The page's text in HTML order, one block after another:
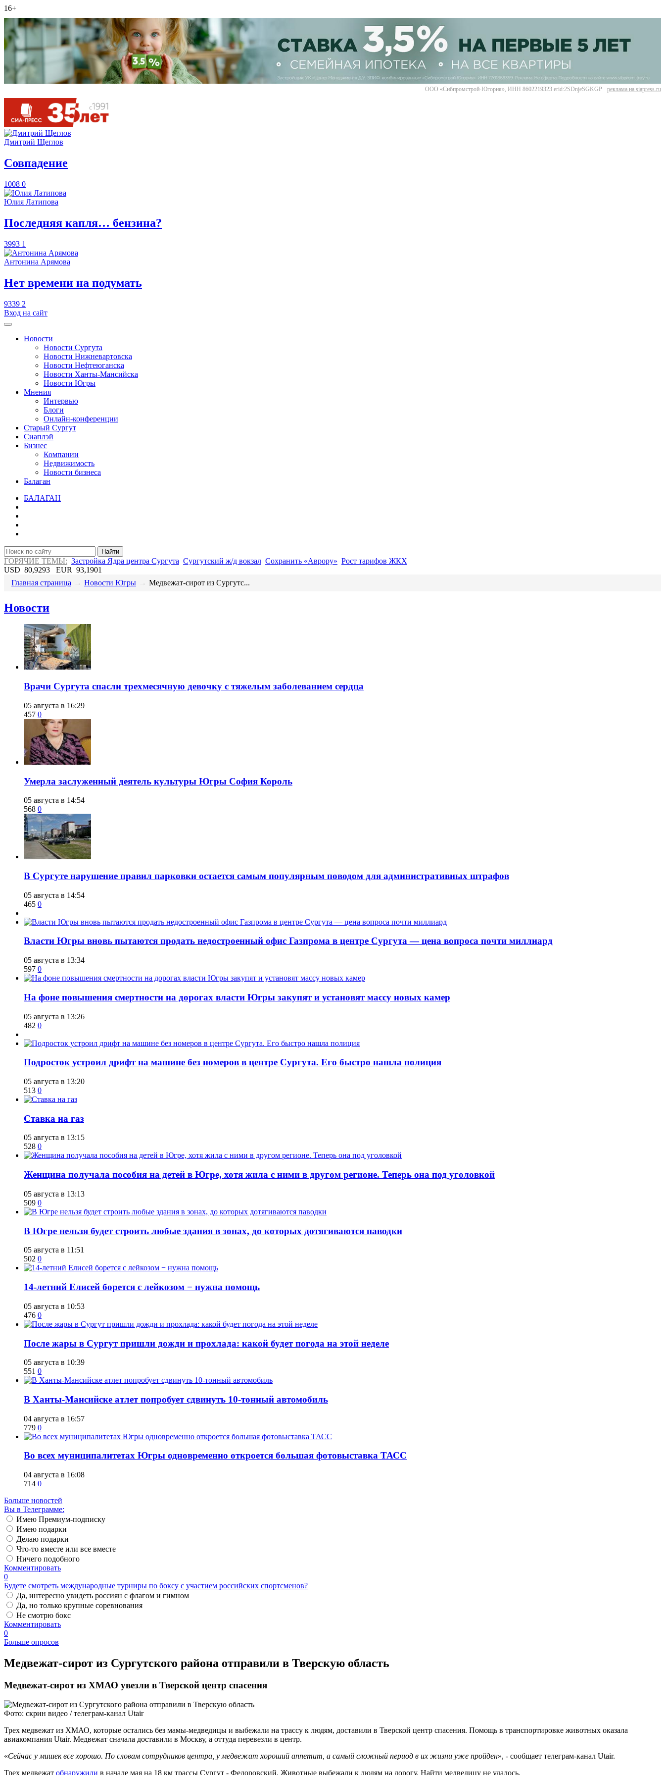
16+
ООО «Сибпромстрой-Югория», ИНН 8602219323 erid:2SDnjeSGKGP реклама на siapress.ru
Дмитрий Щеглов
​Совпадение
1008 0
Юлия Латипова
​Последняя капля… бензина?
3993 1
Антонина Арямова
​Нет времени на подумать
9339 2
Вход на сайт
Новости
Новости Сургута
Новости Нижневартовска
Новости Нефтеюганска
Новости Ханты-Мансийска
Новости Югры
Мнения
Интервью
Блоги
Онлайн-конференции
Старый Сургут
Сиаплэй
Бизнес
Компании
Недвижимость
Новости бизнеса
Балаган
БАЛАГАН
Найти
ГОРЯЧИЕ ТЕМЫ: Застройка Ядра центра Сургута Сургутский ж/д вокзал Сохранить «Аврору» Рост тарифов ЖКХ
USD 80,9293 EUR 93,1901
Главная страница → Новости Югры → ​Медвежат-сирот из Сургутс...
Новости
​Врачи Сургута спасли трехмесячную девочку с тяжелым заболеванием сердца
05 августа в 16:29
457 0
​Умерла заслуженный деятель культуры Югры София Король
05 августа в 14:54
568 0
В Сургуте нарушение правил парковки остается самым популярным поводом для административных штрафов
05 августа в 14:54
465 0
Власти Югры вновь пытаются продать недостроенный офис Газпрома в центре Сургута — цена вопроса почти миллиард
05 августа в 13:34
597 0
На фоне повышения смертности на дорогах власти Югры закупят и установят массу новых камер
05 августа в 13:26
482 0
Подросток устроил дрифт на машине без номеров в центре Сургута. Его быстро нашла полиция
05 августа в 13:20
513 0
Ставка на газ
05 августа в 13:15
528 0
Женщина получала пособия на детей в Югре, хотя жила с ними в другом регионе. Теперь она под уголовкой
05 августа в 13:13
509 0
В Югре нельзя будет строить любые здания в зонах, до которых дотягиваются паводки
05 августа в 11:51
502 0
14-летний Елисей борется с лейкозом − нужна помощь
05 августа в 10:53
476 0
​После жары в Сургут пришли дожди и прохлада: какой будет погода на этой неделе
05 августа в 10:39
551 0
​В Ханты-Мансийске атлет попробует сдвинуть 10-тонный автомобиль
04 августа в 16:57
779 0
Во всех муниципалитетах Югры одновременно откроется большая фотовыставка ТАСС
04 августа в 16:08
714 0
Больше новостей
Вы в Телеграмме:
Имею Премиум-подписку
Имею подарки
Делаю подарки
Что-то вместе или все вместе
Ничего подобного
Комментировать
0
Будете смотреть международные турниры по боксу с участием российских спортсменов?
Да, интересно увидеть россиян с флагом и гимном
Да, но только крупные соревнования
Не смотрю бокс
Комментировать
0
Больше опросов
​Медвежат-сирот из Сургутского района отправили в Тверскую область
Медвежат-сирот из ХМАО увезли в Тверской центр спасения
Фото: скрин видео / телеграм-канал Utair
Трех медвежат из ХМАО, которые остались без мамы-медведицы и выбежали на трассу к людям, доставили в Тверской центр спасения. Помощь в транспортировке животных оказала
авиакомпания Utair. Медвежат сначала доставили в Москву, а оттуда перевезли в центр.
«Сейчас у мишек все хорошо. По словам сотрудников центра, у медвежат хороший аппетит, а самый сложный период в их жизни уже пройден», - сообщает телеграм-канал Utair.
Трех медвежат обнаружили в начале мая на 18 км трассы Сургут - Федоровский. Животные выбежали к людям на дорогу. Найти медведицу не удалось.